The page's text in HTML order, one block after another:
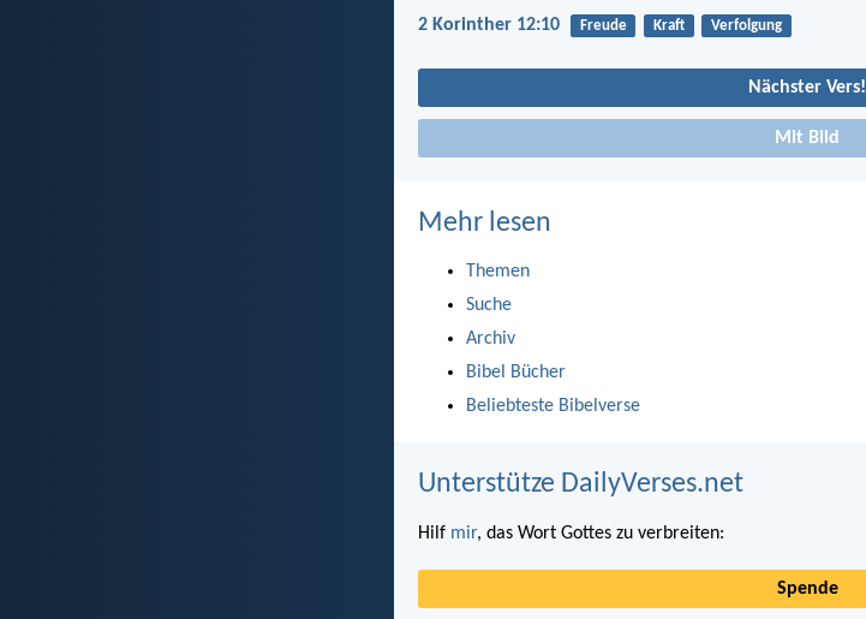
2 Korinther 12:10 Freude Kraft Verfolgung
Nächster Vers!
Mit Bild
Mehr lesen
Themen
Suche
Archiv
Bibel Bücher
Beliebteste Bibelverse
Unterstütze DailyVerses.net
Hilf mir, das Wort Gottes zu verbreiten:
Spende